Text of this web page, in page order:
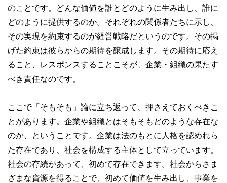
のことです。どんな価値を誰とどのように生み出し、誰に
どのように提供するのか。それぞれの関係者たちに示し、
その実現を約束するのが経営戦略だというのです。その掲
げた約束は彼らからの期待を醸成します。その期待に応え
ること、レスポンスすることこそが、企業・組織の果たす
べき責任なのです。
ここで「そもそも」論に立ち返って、押さえておくべきこ
とがあります。企業や組織とはそもそもどのような存在な
のか、ということです。企業は法のもとに人格を認めれら
た存在であり、社会を構成する主体として立っています。
社会の存続があって、初めて存在できます。社会からさま
ざまな資源を得ることで、初めて価値を生み出し、事業を